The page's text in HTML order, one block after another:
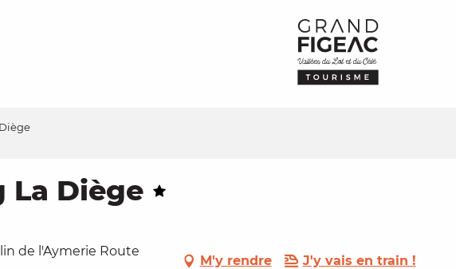
La Diège
de l'Aymerie Route
M'y rendre J'y vais en train !